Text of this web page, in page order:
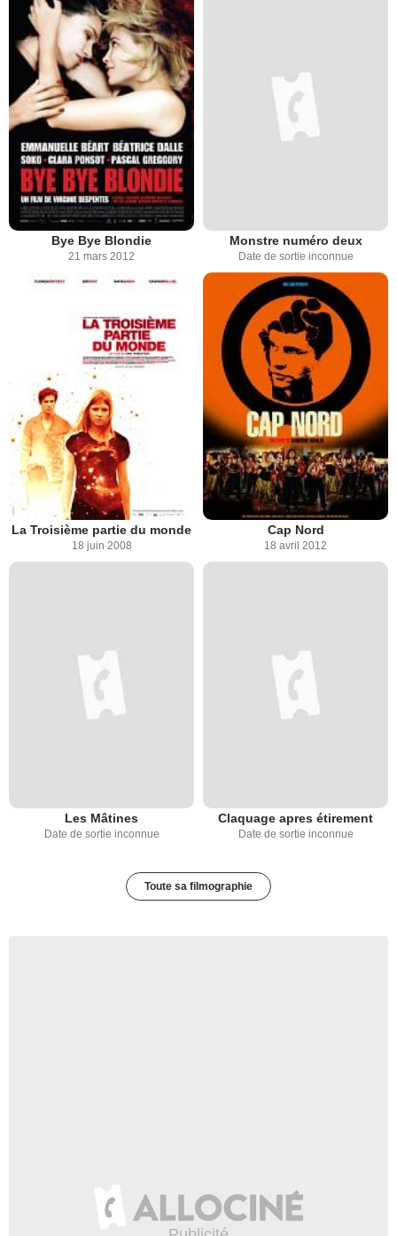
Bye Bye Blondie
21 mars 2012
Monstre numéro deux
Date de sortie inconnue
La Troisième partie du monde
18 juin 2008
Cap Nord
18 avril 2012
Les Mâtines
Date de sortie inconnue
Claquage apres étirement
Date de sortie inconnue
Toute sa filmographie